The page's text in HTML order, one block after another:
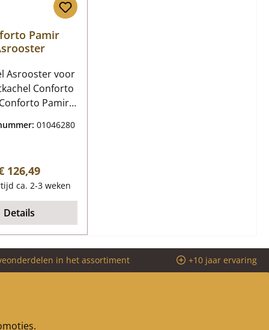
Pamir
Asrooster voor
Conforto
gietijzeren
mm Materiaal
Gieten
01046280
prijs:
126,49
ca. 2-3 weken
Details
in het assortiment +10 jaar ervaring